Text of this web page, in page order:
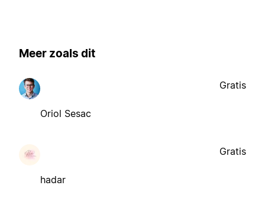
Meer zoals dit
Oriol Sesac
Gratis
hadar
Gratis